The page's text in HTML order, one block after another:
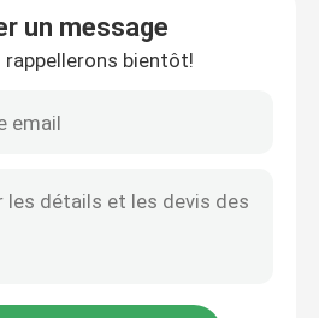
de fines herbes
un message
rappellerons bientôt!